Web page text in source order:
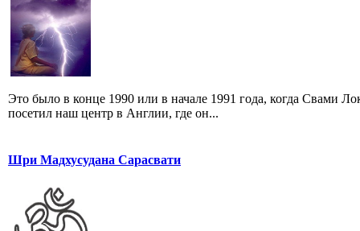
Это было в конце 1990 или в начале 1991 года, когда Свами
посетил наш центр в Англии, где он...
Шри Мадхусудана Сарасвати